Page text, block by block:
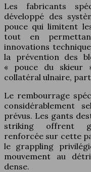
Les fabricants
développé des
pouce qui limitent
tout en
innovations
la prévention des
« pouce du skieur
collatéral ulnaire,
Le rembourrage
considérablement
prévus. Les gants
striking offrent
renforcée sur cette
le grappling
mouvement au
dense.